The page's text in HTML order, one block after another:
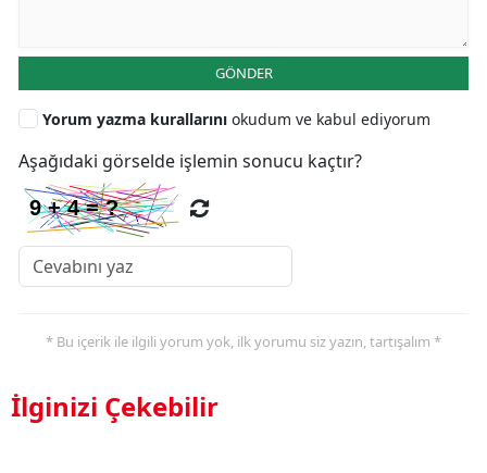
GÖNDER
Yorum yazma kurallarını okudum ve kabul ediyorum
Aşağıdaki görselde işlemin sonucu kaçtır?
* Bu içerik ile ilgili yorum yok, ilk yorumu siz yazın, tartışalım *
İlginizi Çekebilir